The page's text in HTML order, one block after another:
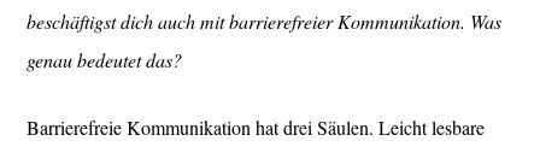
beschäftigst dich auch mit barrierefreier Kommunikation. Was
genau bedeutet das?
Barrierefreie Kommunikation hat drei Säulen. Leicht lesbare